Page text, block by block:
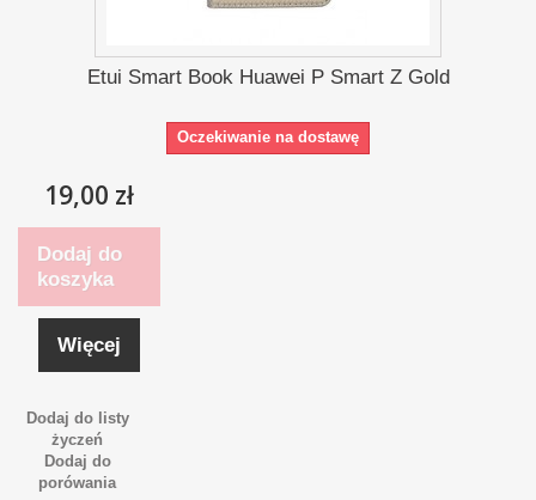
Etui Smart Book Huawei P Smart Z Gold
Oczekiwanie na dostawę
19,00 zł
Dodaj do
koszyka
Więcej
Dodaj do listy
życzeń
Dodaj do
porówania